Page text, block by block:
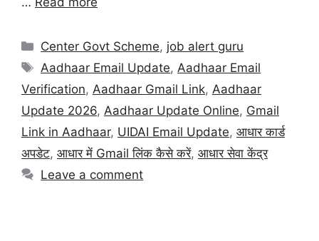
Center Govt Scheme, job alert guru
Aadhaar Email Update, Aadhaar Email
Verification, Aadhaar Gmail Link, Aadhaar
Update 2026, Aadhaar Update Online, Gmail
Link in Aadhaar, UIDAI Email Update, आधार कार्ड
अपडेट, आधार में Gmail लिंक कैसे करें, आधार सेवा केंद्र
Leave a comment